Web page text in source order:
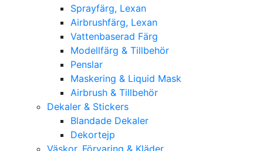
Sprayfärg, Lexan
Airbrushfärg, Lexan
Vattenbaserad Färg
Modellfärg & Tillbehör
Penslar
Maskering & Liquid Mask
Airbrush & Tillbehör
Dekaler & Stickers
Blandade Dekaler
Dekortejp
Väskor, Förvaring & Kläder